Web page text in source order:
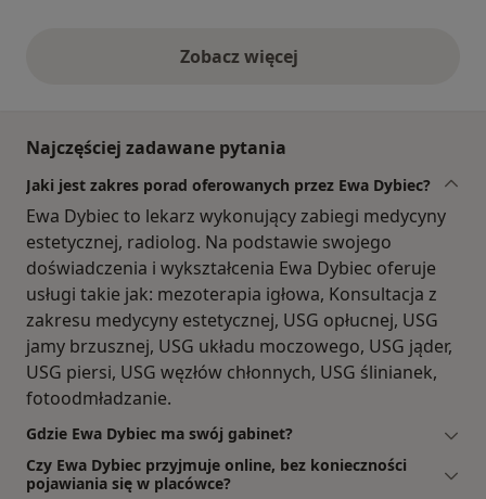
Zobacz więcejopinie powyżej
Najczęściej zadawane pytania
Jaki jest zakres porad oferowanych przez Ewa Dybiec?
Ewa Dybiec to lekarz wykonujący zabiegi medycyny
estetycznej, radiolog. Na podstawie swojego
doświadczenia i wykształcenia Ewa Dybiec oferuje
usługi takie jak: mezoterapia igłowa, Konsultacja z
zakresu medycyny estetycznej, USG opłucnej, USG
jamy brzusznej, USG układu moczowego, USG jąder,
USG piersi, USG węzłów chłonnych, USG ślinianek,
fotoodmładzanie.
Gdzie Ewa Dybiec ma swój gabinet?
Czy Ewa Dybiec przyjmuje online, bez konieczności
pojawiania się w placówce?